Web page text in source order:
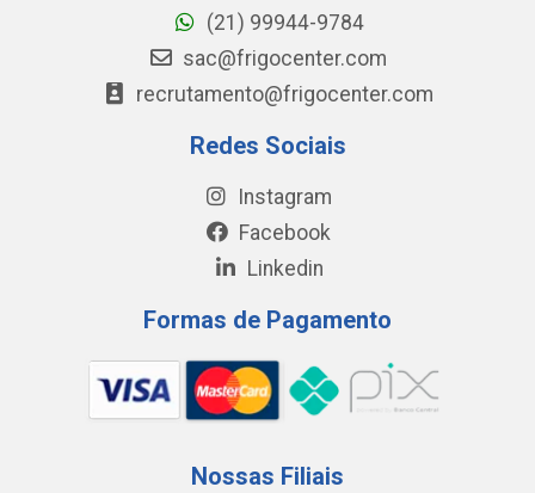
(21) 99944-9784
sac@frigocenter.com
recrutamento@frigocenter.com
Redes Sociais
Instagram
Facebook
Linkedin
Formas de Pagamento
Nossas Filiais